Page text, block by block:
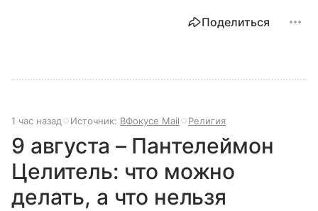
Поделиться
1 час назад Источник: ВФокусе Mail Религия
9 августа – Пантелеймон
Целитель: что можно
делать, а что нельзя